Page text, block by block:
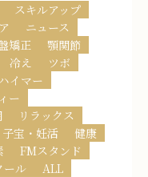
スキルアップ
ニュース
矯正
顎関節
冷え
ツボ
イマー
ー
リラックス
子宝・妊活
健康
FMスタンド
ール ALL